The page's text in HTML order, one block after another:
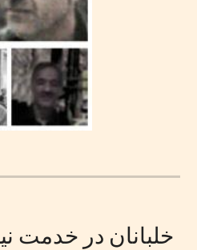
خلبانان در خدمت